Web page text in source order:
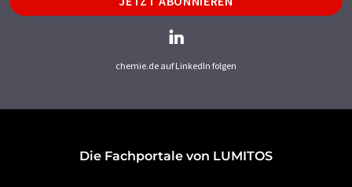
chemie.de auf LinkedIn folgen
Die Fachportale von LUMITOS